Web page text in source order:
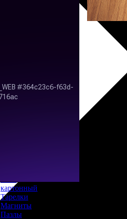
картины
ФотоПостеры
ФотоПодушки
картонный
Тарелки
Магниты
Пазлы